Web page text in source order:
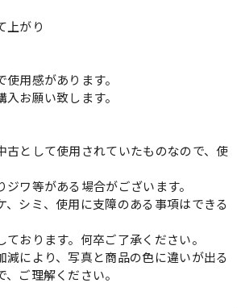
上がり
用感があります。
お願い致します。
として使用されていたものなので、使
ワ等がある場合がございます。
シミ、使用に支障のある事項はできる
おります。何卒ご了承ください。
により、写真と商品の色に違いが出る
ご理解ください。